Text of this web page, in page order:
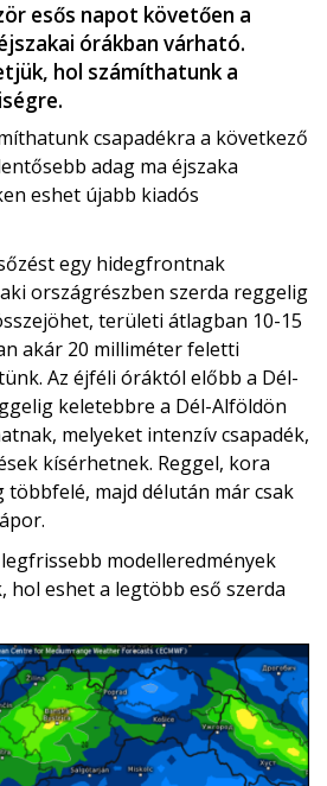
esős napot követően a
órákban várható.
hol számíthatunk a
csapadékra a következő
adag ma éjszaka
eshet újabb kiadós
egy hidegfrontnak
országrészben szerda reggelig
területi átlagban 10-15
akár 20 milliméter feletti
Az éjféli óráktól előbb a Dél-
keletebbre a Dél-Alföldön
melyeket intenzív csapadék,
kísérhetnek. Reggel, kora
többfelé, majd délután már csak
modelleredmények
hol eshet a legtöbb eső szerda